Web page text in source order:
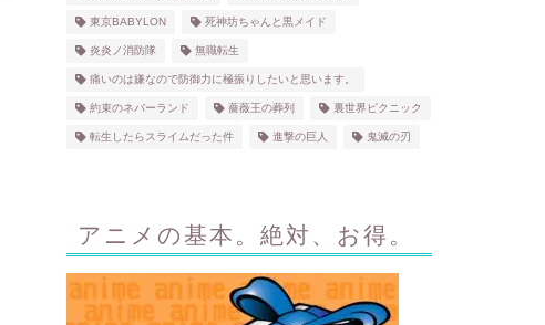
東京BABYLON 死神坊ちゃんと黒メイド
炎炎ノ消防隊 無職転生
痛いのは嫌なので防御力に極振りしたいと思います。
約束のネバーランド 薔薇王の葬列 裏世界ピクニック
転生したらスライムだった件 進撃の巨人 鬼滅の刃
アニメの基本。絶対、お得。